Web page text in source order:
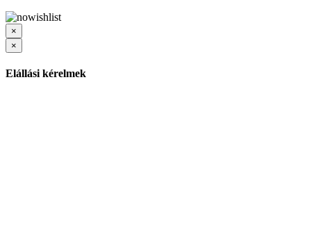
×
×
Elállási kérelmek